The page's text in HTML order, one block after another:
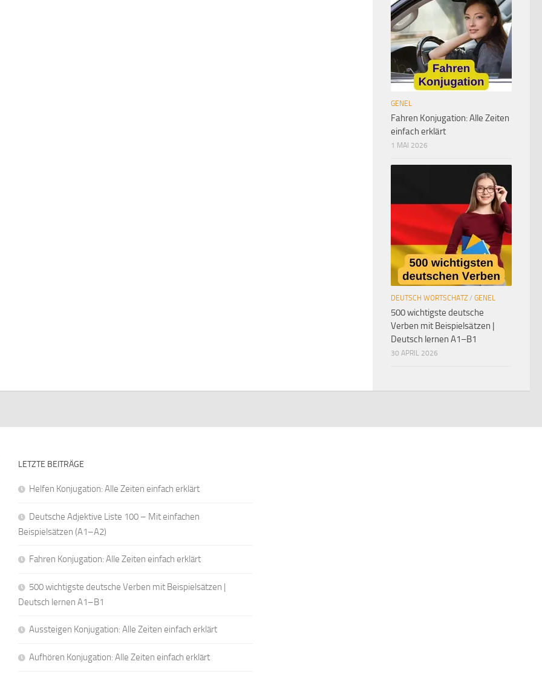
GENEL
Fahren Konjugation: Alle Zeiten
einfach erklärt
1 MAI 2026
DEUTSCH WORTSCHATZ / GENEL
500 wichtigste deutsche
Verben mit Beispielsätzen |
Deutsch lernen A1–B1
30 APRIL 2026
LETZTE BEITRÄGE
Helfen Konjugation: Alle Zeiten einfach erklärt
Deutsche Adjektive Liste 100 – Mit einfachen
Beispielsätzen (A1–A2)
Fahren Konjugation: Alle Zeiten einfach erklärt
500 wichtigste deutsche Verben mit Beispielsätzen |
Deutsch lernen A1–B1
Aussteigen Konjugation: Alle Zeiten einfach erklärt
Aufhören Konjugation: Alle Zeiten einfach erklärt